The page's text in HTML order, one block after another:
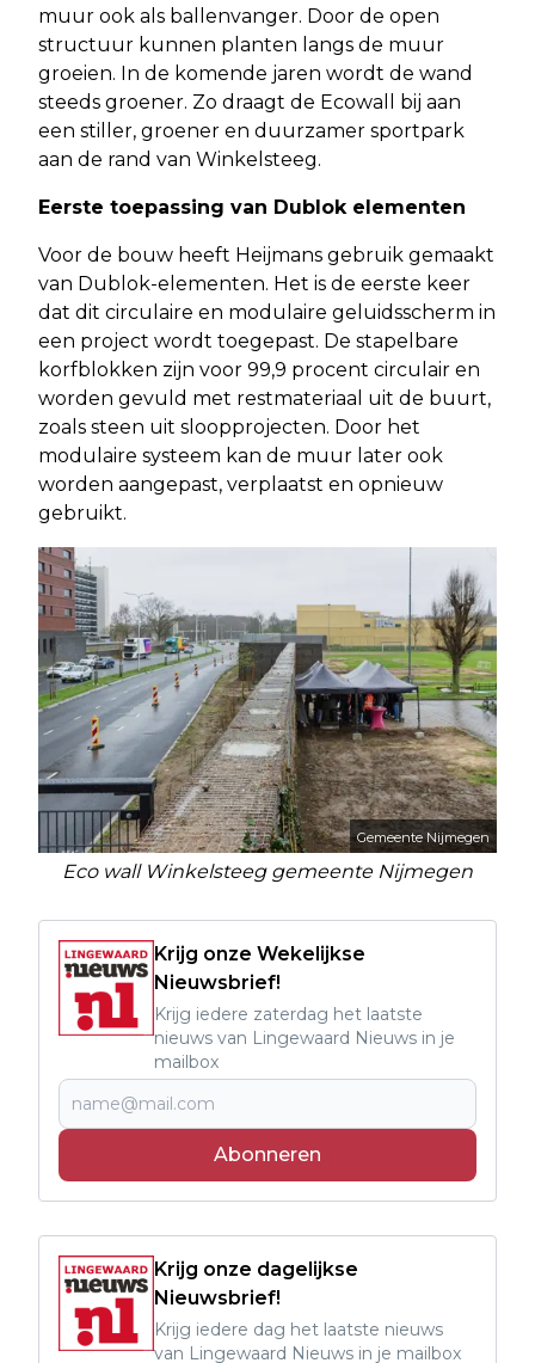
muur ook als ballenvanger. Door de open
structuur kunnen planten langs de muur
groeien. In de komende jaren wordt de wand
steeds groener. Zo draagt de Ecowall bij aan
een stiller, groener en duurzamer sportpark
aan de rand van Winkelsteeg.
Eerste toepassing van Dublok elementen
Voor de bouw heeft Heijmans gebruik gemaakt
van Dublok-elementen. Het is de eerste keer
dat dit circulaire en modulaire geluidsscherm in
een project wordt toegepast. De stapelbare
korfblokken zijn voor 99,9 procent circulair en
worden gevuld met restmateriaal uit de buurt,
zoals steen uit sloopprojecten. Door het
modulaire systeem kan de muur later ook
worden aangepast, verplaatst en opnieuw
gebruikt.
Gemeente Nijmegen
Eco wall Winkelsteeg gemeente Nijmegen
Krijg onze Wekelijkse
Nieuwsbrief!
Krijg iedere zaterdag het laatste
nieuws van Lingewaard Nieuws in je
mailbox
Abonneren
Krijg onze dagelijkse
Nieuwsbrief!
Krijg iedere dag het laatste nieuws
van Lingewaard Nieuws in je mailbox